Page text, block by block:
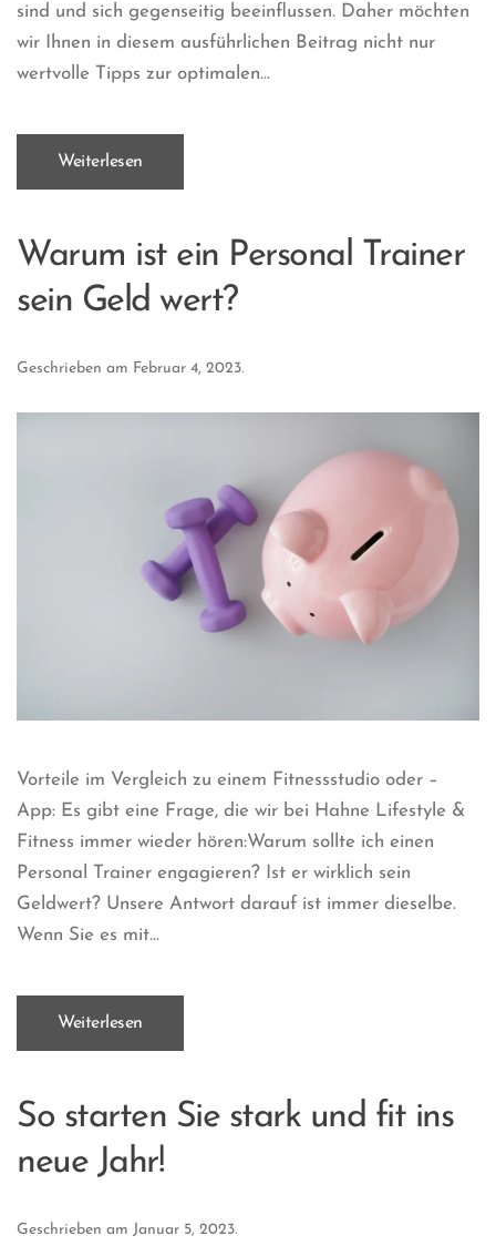
sind und sich gegenseitig beeinflussen. Daher möchten
wir Ihnen in diesem ausführlichen Beitrag nicht nur
wertvolle Tipps zur optimalen...
Weiterlesen
Warum ist ein Personal Trainer
sein Geld wert?
Geschrieben am Februar 4, 2023.
Vorteile im Vergleich zu einem Fitnessstudio oder –
App: Es gibt eine Frage, die wir bei Hahne Lifestyle &
Fitness immer wieder hören:Warum sollte ich einen
Personal Trainer engagieren? Ist er wirklich sein
Geldwert? Unsere Antwort darauf ist immer dieselbe.
Wenn Sie es mit...
Weiterlesen
So starten Sie stark und fit ins
neue Jahr!
Geschrieben am Januar 5, 2023.